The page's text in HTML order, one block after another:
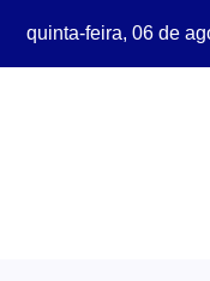
quinta-feira, 06 de